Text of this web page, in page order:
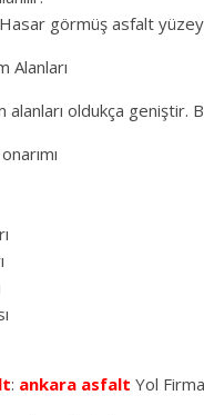
görmüş asfalt
Alanları
alanları oldukça geniştir.
: ankara asfalt Yol